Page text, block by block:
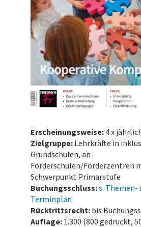
Erscheinungsweise: 4 x
Zielgruppe: Lehrkräfte in
Grundschulen, an
Förderschulen/Förderzentren
Schwerpunkt Primarstufe
Buchungsschluss:s. Themen-
Terminplan
Rücktrittsrecht: bis
Auflage: 1.300 (800 gedruckt,